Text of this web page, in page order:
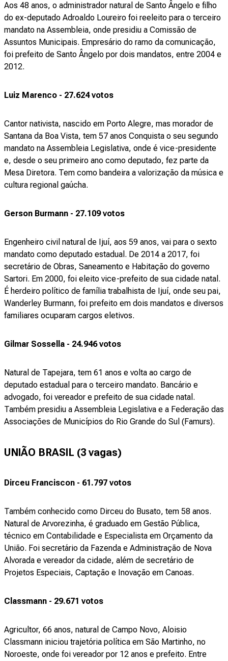
Aos 48 anos, o administrador natural de Santo Ângelo e filho
do ex-deputado Adroaldo Loureiro foi reeleito para o terceiro
mandato na Assembleia, onde presidiu a Comissão de
Assuntos Municipais. Empresário do ramo da comunicação,
foi prefeito de Santo Ângelo por dois mandatos, entre 2004 e
2012.
Luiz Marenco - 27.624 votos
Cantor nativista, nascido em Porto Alegre, mas morador de
Santana da Boa Vista, tem 57 anos Conquista o seu segundo
mandato na Assembleia Legislativa, onde é vice-presidente
e, desde o seu primeiro ano como deputado, fez parte da
Mesa Diretora. Tem como bandeira a valorização da música e
cultura regional gaúcha.
Gerson Burmann - 27.109 votos
Engenheiro civil natural de Ijuí, aos 59 anos, vai para o sexto
mandato como deputado estadual. De 2014 a 2017, foi
secretário de Obras, Saneamento e Habitação do governo
Sartori. Em 2000, foi eleito vice-prefeito de sua cidade natal.
É herdeiro político de família trabalhista de Ijuí, onde seu pai,
Wanderley Burmann, foi prefeito em dois mandatos e diversos
familiares ocuparam cargos eletivos.
Gilmar Sossella - 24.946 votos
Natural de Tapejara, tem 61 anos e volta ao cargo de
deputado estadual para o terceiro mandato. Bancário e
advogado, foi vereador e prefeito de sua cidade natal.
Também presidiu a Assembleia Legislativa e a Federação das
Associações de Municípios do Rio Grande do Sul (Famurs).
UNIÃO BRASIL (3 vagas)
Dirceu Franciscon - 61.797 votos
Também conhecido como Dirceu do Busato, tem 58 anos.
Natural de Arvorezinha, é graduado em Gestão Pública,
técnico em Contabilidade e Especialista em Orçamento da
União. Foi secretário da Fazenda e Administração de Nova
Alvorada e vereador da cidade, além de secretário de
Projetos Especiais, Captação e Inovação em Canoas.
Classmann - 29.671 votos
Agricultor, 66 anos, natural de Campo Novo, Aloisio
Classmann iniciou trajetória política em São Martinho, no
Noroeste, onde foi vereador por 12 anos e prefeito. Entre